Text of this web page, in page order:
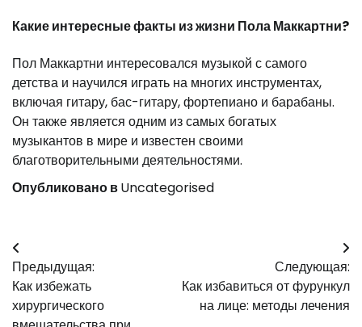
Какие интересные факты из жизни Пола Маккартни?
Пол Маккартни интересовался музыкой с самого
детства и научился играть на многих инструментах,
включая гитару, бас-гитару, фортепиано и барабаны.
Он также является одним из самых богатых
музыкантов в мире и известен своими
благотворительными деятельностями.
Опубликовано вUncategorised
Навигация
по
записям
Предыдущая:
Как избежать
хирургического
Следующая:
Как избавиться от фурункул
на лице: методы лечения